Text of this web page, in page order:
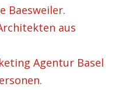
Baesweiler.
aus
Agentur Basel